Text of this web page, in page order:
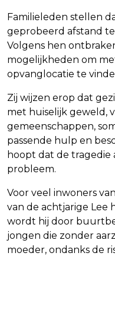
Familieleden stellen
geprobeerd afstand
Volgens hen
mogelijkheden om
opvanglocatie te
Zij wijzen erop dat
met huiselijk geweld,
gemeenschappen,
passende hulp en
hoopt dat de tragedie
probleem.
Voor veel inwoners
van de achtjarige Lee
wordt hij door
jongen die zonder
moeder, ondanks de